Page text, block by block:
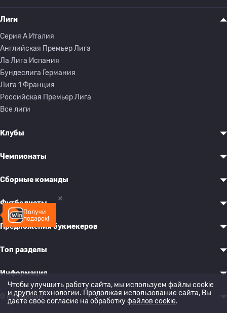
Получи
подарок!
Лиги
Серия A Италия
Английская Премьер Лига
Ла Лига Испания
Бундеслига Германия
Лига 1 Франция
Российская Премьер Лига
Все лиги
Клубы
Чемпионаты
Сборные команды
Футболисты
Предложения букмекеров
Топ разделы
Информация
О компании
Чтобы улучшить работу сайта, мы используем файлы cookie
и другие технологии. Продолжая использование сайта, Вы
даете свое согласие на обработкуфайлов cookie.